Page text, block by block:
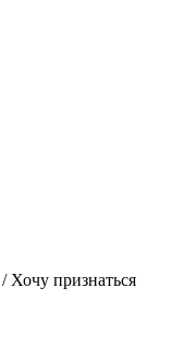
/ Хочу признаться